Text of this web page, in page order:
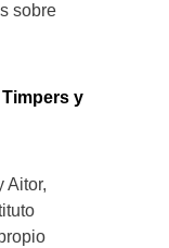
sobre
y
Aitor,